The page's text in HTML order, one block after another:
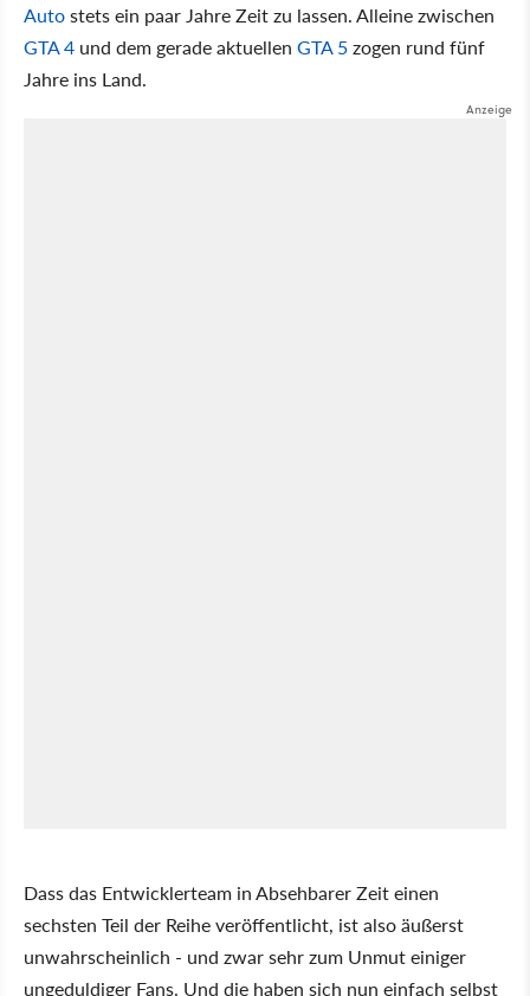
Autostets ein paar Jahre Zeit zu lassen. Alleine zwischen
GTA 4 und dem gerade aktuellen GTA 5zogen rund fünf
Jahre ins Land.
Dass das Entwicklerteam in Absehbarer Zeit einen
sechsten Teil der Reihe veröffentlicht, ist also äußerst
unwahrscheinlich - und zwar sehr zum Unmut einiger
ungeduldiger Fans. Und die haben sich nun einfach selbst